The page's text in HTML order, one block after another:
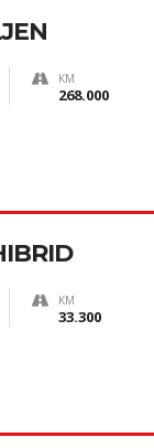
KM
268.000
KM
33.300